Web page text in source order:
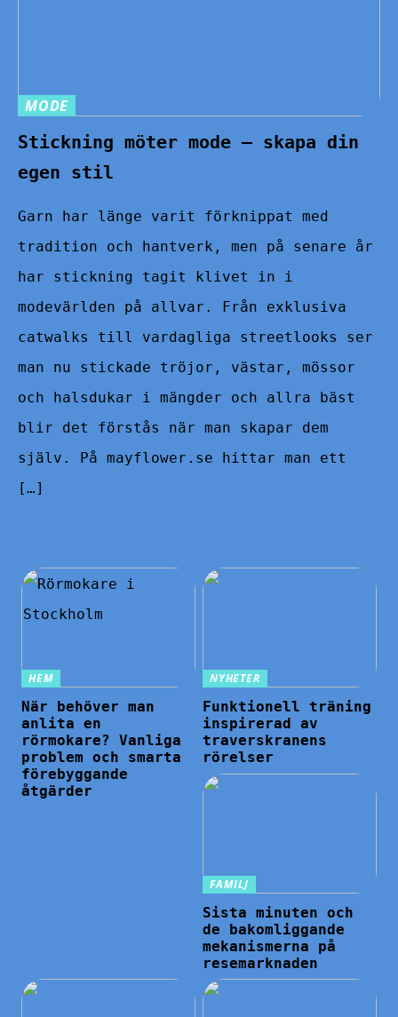
MODE
Stickning möter mode – skapa din
egen stil
Garn har länge varit förknippat med
tradition och hantverk, men på senare år
har stickning tagit klivet in i
modevärlden på allvar. Från exklusiva
catwalks till vardagliga streetlooks ser
man nu stickade tröjor, västar, mössor
och halsdukar i mängder och allra bäst
blir det förstås när man skapar dem
själv. På mayflower.se hittar man ett
[…]
HEM
När behöver man
anlita en
rörmokare? Vanliga
problem och smarta
förebyggande
åtgärder
NYHETER
Funktionell träning
inspirerad av
traverskranens
rörelser
FAMILJ
Sista minuten och
de bakomliggande
mekanismerna på
resemarknaden